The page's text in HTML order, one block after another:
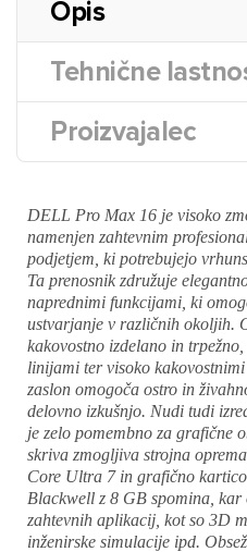
Opis
Tehnične
Proizvajalec
DELL Pro Max 16 je visoko
namenjen zahtevnim
podjetjem, ki potrebujejo
Ta prenosnik združuje
naprednimi funkcijami, ki
ustvarjanje v različnih okoljih.
kakovostno izdelano in
linijami ter visoko
zaslon omogoča ostro in
delovno izkušnjo. Nudi tudi
je zelo pomembno za grafične
skriva zmogljiva strojna
Core Ultra 7 in grafično
Blackwell z 8 GB spomina,
zahtevnih aplikacij, kot so 3D
inženirske simulacije ipd.